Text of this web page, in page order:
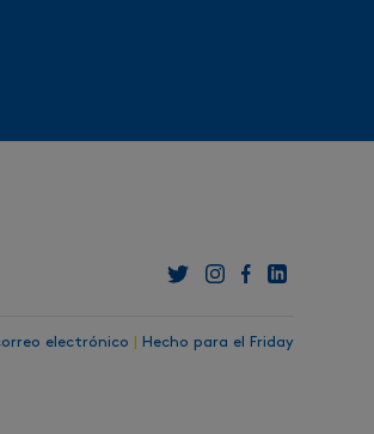
electrónico Hecho para el Friday